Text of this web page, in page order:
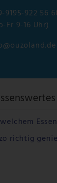
9195-922 56
Fr 9-16 Uhr)
richtig